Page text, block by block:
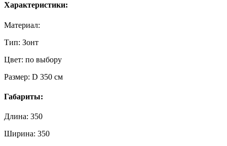
Характеристики:
Материал:
Тип: Зонт
Цвет: по выбору
Размер: D 350 см
Габариты:
Длина: 350
Ширина: 350